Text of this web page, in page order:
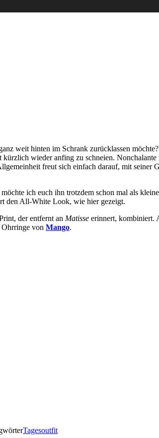
weit hinten im Schrank zurücklassen
kürzlich wieder anfing zu schneien. Nonchalante
freut sich einfach darauf, mit seiner
ich euch ihn trotzdem schon mal als
den All-White Look, wie hier gezeigt.
der entfernt an Matisse erinnert, kombiniert.
von Mango.
Tagesoutfit